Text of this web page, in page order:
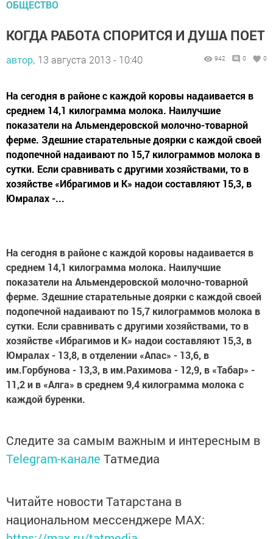
ОБЩЕСТВО
КОГДА РАБОТА СПОРИТСЯ И ДУША ПОЕТ
автор, 13 августа 2013 - 10:40 942 0 0
На сегодня в районе с каждой коровы надаивается в
среднем 14,1 килограмма молока. Наилучшие
показатели на Альмендеровской молочно-товарной
ферме. Здешние старательные доярки с каждой своей
подопечной надаивают по 15,7 килограммов молока в
сутки. Если сравнивать с другими хозяйствами, то в
хозяйстве «Ибрагимов и К» надои составляют 15,3, в
Юмралах -...
На сегодня в районе с каждой коровы надаивается в
среднем 14,1 килограмма молока. Наилучшие
показатели на Альмендеровской молочно-товарной
ферме. Здешние старательные доярки с каждой своей
подопечной надаивают по 15,7 килограммов молока в
сутки. Если сравнивать с другими хозяйствами, то в
хозяйстве «Ибрагимов и К» надои составляют 15,3, в
Юмралах - 13,8, в отделении «Апас» - 13,6, в
им.Горбунова - 13,3, в им.Рахимова - 12,9, в «Табар» -
11,2 и в «Алга» в среднем 9,4 килограмма молока с
каждой буренки.
Следите за самым важным и интересным в
Telegram-канале Татмедиа
Читайте новости Татарстана в
национальном мессенджере MАХ: